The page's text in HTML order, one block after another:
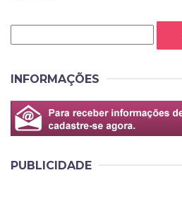
INFORMAÇÕES
PUBLICIDADE